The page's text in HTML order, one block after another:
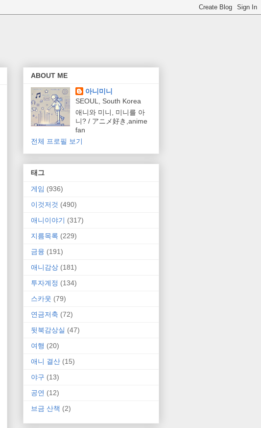
ABOUT ME
아니미니
SEOUL, South Korea
애니와 미니, 미니를 아
니? / アニメ好き,anime
fan
전체 프로필 보기
태그
게임 (936)
이것저것 (490)
애니이야기 (317)
지름목록 (229)
금융 (191)
애니감상 (181)
투자계정 (134)
스카웃 (79)
연금저축 (72)
뒷북감상실 (47)
여행 (20)
애니 결산 (15)
야구 (13)
공연 (12)
브금 산책 (2)